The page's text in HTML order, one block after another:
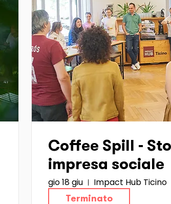
Coffee Spill -
impresa sociale
gio 18 giu Impact Hub Ticino
Terminato